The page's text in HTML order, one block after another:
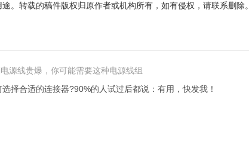
。转载的稿件版权归原作者或机构所有，如有侵权，请联系删除。
源线贵爆，你可能需要这种电源线组
择合适的连接器?90%的人试过后都说：有用，快发我！